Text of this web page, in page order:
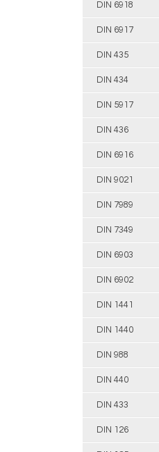
DIN 6918
DIN 6917
DIN 435
DIN 434
DIN 5917
DIN 436
DIN 6916
DIN 9021
DIN 7989
DIN 7349
DIN 6903
DIN 6902
DIN 1441
DIN 1440
DIN 988
DIN 440
DIN 433
DIN 126